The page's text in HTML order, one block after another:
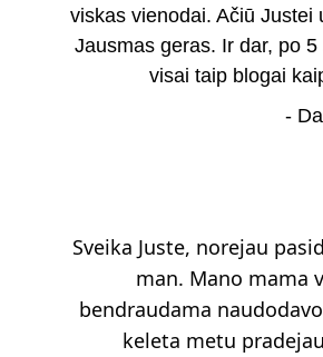
viskas vienodai. Ačiū Justei
Jausmas geras. Ir dar, po
visai taip blogai
-
Sveika Juste, norejau
man. Mano mama
bendraudama
keleta metu